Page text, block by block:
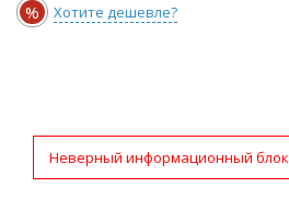
% Хотите дешевле?
Неверный информационный блок